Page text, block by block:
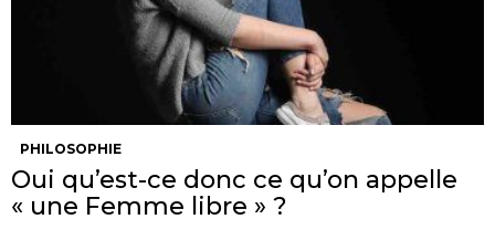
PHILOSOPHIE
Oui qu’est-ce donc ce qu’on appelle
« une Femme libre » ?